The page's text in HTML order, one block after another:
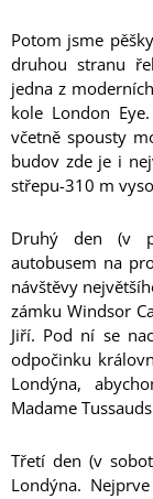
Potom jsme
druhou stranu
jedna z
kole London
včetně spousty
budov zde je i
střepu-310 m
Druhý den (v
autobusem na
návštěvy
zámku Windsor
Jiří. Pod ní se
odpočinku
Londýna,
Madame
Třetí den (v
Londýna.